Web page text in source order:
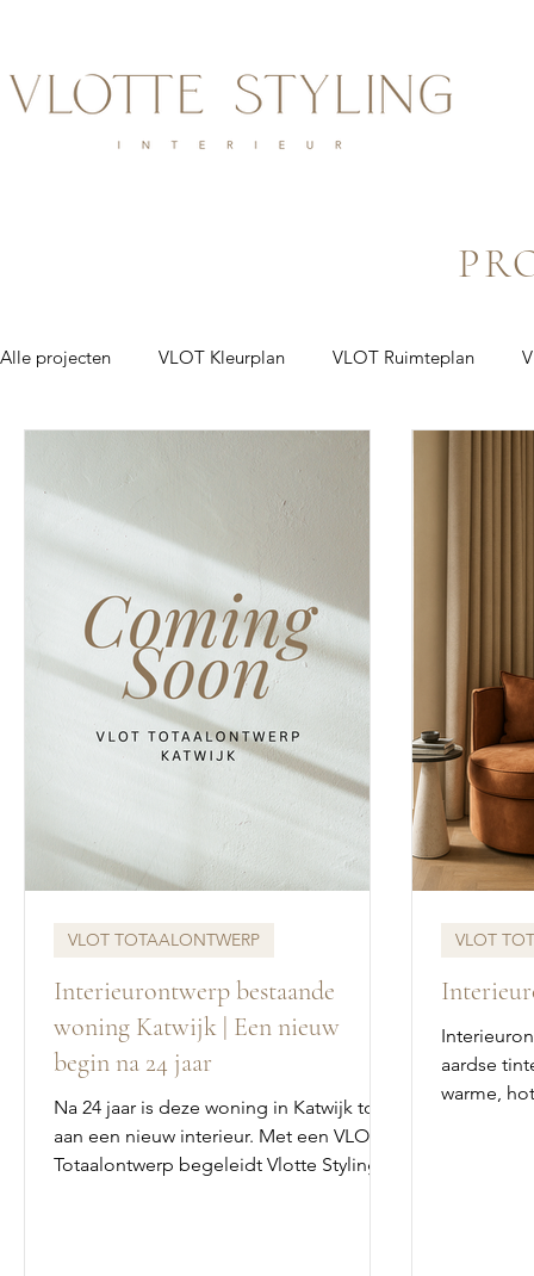
Alle projecten VLOT Kleurplan VLOT Ruimteplan
Interieurontwerp bestaande
woning Katwijk | Een nieuw
begin na 24 jaar
Na 24 jaar is deze woning in Katwijk toe
aan een nieuw interieur. Met een VLOT
Totaalontwerp begeleidt Vlotte Styling
VLOT TOTAALONTWERP
aardse
warme,
VLOT